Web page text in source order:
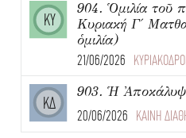
ΚΥ
904. Ὁμιλία τοῦ
Κυριακή Γ΄
ὁμιλία)
21/06/2026
ΚΔ
903. Ἡ
20/06/2026 ΚΑΙΝΗ